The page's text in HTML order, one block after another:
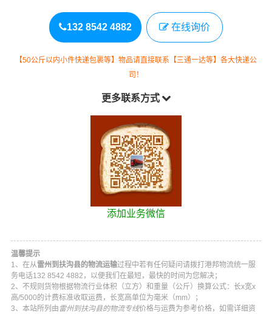
132 8542 4882 在线询价
【50公斤以内小件快递包裹等】物品请直接联系【三通一达等】各大快递公
司！
更多联系方式
添加业务微信
温馨提示
1、在从雷州到扶沟县的物流运输过程中若有任何疑问请拨打 港邦物流统一服
务电话132 8542 4882 ，以便我们在最短，最快的时间为您解决；
2、不规则货物根据物流行业体积（立方）和重量（公斤）换算公式：长x宽x
高/5000的计费标准收取运费，长宽高单位为毫米（mm）；
3、本站所列由 雷州到扶沟县的物流专线价格与运费为参考价格，如需详细资